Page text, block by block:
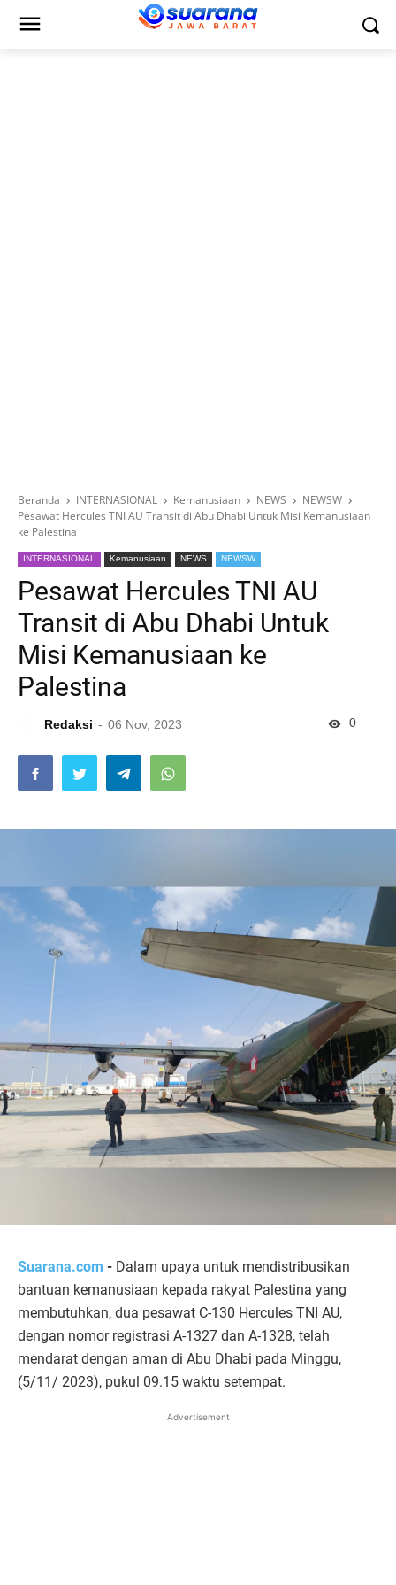
Beranda INTERNASIONAL Kemanusiaan NEWS
NEWSW
Pesawat Hercules TNI AU Transit di Abu Dhabi Untuk Misi Kemanusiaan
ke Palestina
INTERNASIONAL Kemanusiaan NEWS NEWSW
Pesawat Hercules TNI AU
Transit di Abu Dhabi Untuk
Misi Kemanusiaan ke
Palestina
Redaksi 06 Nov, 2023 0
Suarana.com - Dalam upaya untuk mendistribusikan
bantuan kemanusiaan kepada rakyat Palestina yang
membutuhkan, dua pesawat C-130 Hercules TNI AU,
dengan nomor registrasi A-1327 dan A-1328, telah
mendarat dengan aman di Abu Dhabi pada Minggu,
(5/11/ 2023), pukul 09.15 waktu setempat.
Advertisement